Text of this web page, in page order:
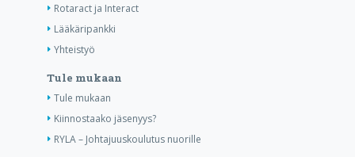
Rotaract ja Interact
Lääkäripankki
Yhteistyö
Tule mukaan
Tule mukaan
Kiinnostaako jäsenyys?
RYLA – Johtajuuskoulutus nuorille